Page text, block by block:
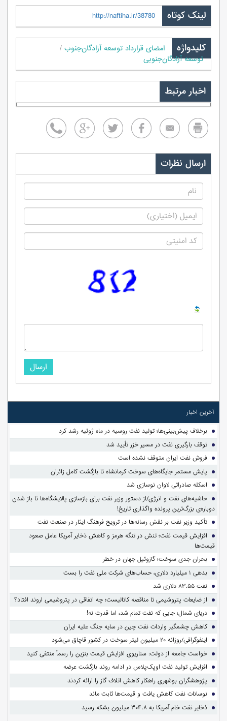
لینک کوتاه http://naftiha.ir/38780
کلیدواژه
امضای قرارداد توسعه آزادگان‌جنوب
توسعه آزادگان‌جنوبی
اخبار مرتبط
ارسال نظرات
ارسال
آخرین اخبار
برخلاف پیش‌بینی‌ها؛ تولید نفت روسیه در ماه ژوئیه رشد کرد
توقف بارگیری نفت در مسیر خزر تأیید شد
فروش نفت ایران متوقف نشده است
پایش مستمر جایگاه‌های سوخت کرمانشاه تا بازگشت کامل زائران
اسکله صادراتی لاوان نوسازی شد
حاشیه‌های نفت و انرژی/از دستور وزیر نفت برای بازسازی پالایشگاه‌ها تا باز شدن
دوباره‌ی بزرگ‌ترین پرونده واگذاری تاریخ!
تأکید وزیر نفت بر نقش رسانه‌ها در ترویج فرهنگ ایثار در صنعت نفت
افزایش قیمت نفت؛ تنش در تنگه هرمز و کاهش ذخایر آمریکا عامل صعود
قیمت‌ها
بحران جدی سوخت؛ گازوئیل جهان در خطر
بدهی ۱ میلیارد دلاری، حساب‌های شرکت ملی نفت را بست
نفت ۸۳.۵۵ دلاری شد
از ضایعات پتروشیمی تا مناقصه کاتالیست؛ چه اتفاقی در پتروشیمی اروند افتاد؟
دریای شمال؛ جایی که نفت تمام شد، اما قدرت نه!
کاهش چشمگیر واردات نفت چین در سایه جنگ علیه ایران
اینفوگرافی/روزانه ۲۰ میلیون لیتر سوخت در کشور قاچاق می‌شود
خواست جامعه از دولت: سناریوی افزایش قیمت بنزین را رسماً منتفی کنید
افزایش تولید نفت اوپک‌پلاس در ادامه روند بازگشت عرضه
پژوهشگران بوشهری راهکار کاهش اتلاف گاز را ارائه کردند
نوسانات نفت کاهش یافت و قیمت‌ها ثابت ماند
ذخایر نفت خام آمریکا به ۳۰۴.۸ میلیون بشکه رسید